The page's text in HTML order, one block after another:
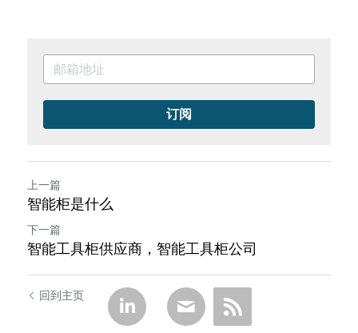
订阅
上一篇
智能柜是什么
下一篇
智能工具柜供应商，智能工具柜公司
回到主页